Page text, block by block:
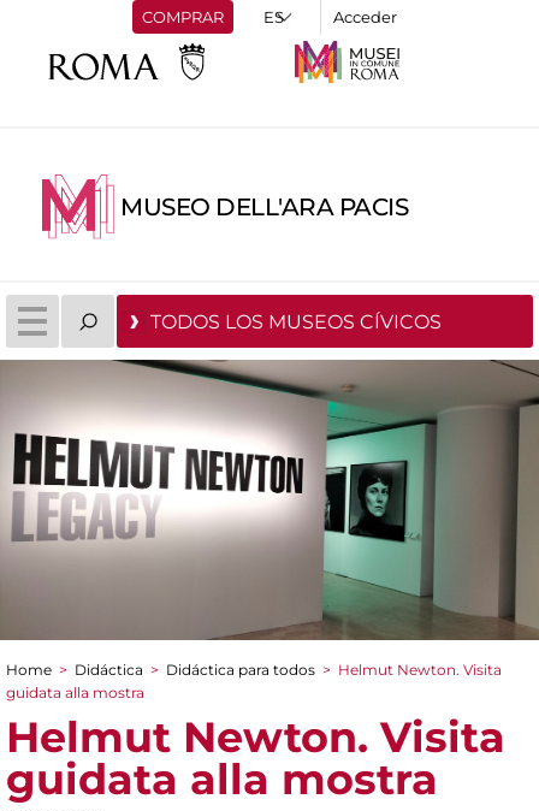
COMPRAR Acceder
MUSEO DELL'ARA PACIS
TODOS LOS MUSEOS CÍVICOS
You are here
Home > Didáctica > Didáctica para todos > Helmut Newton. Visita
guidata alla mostra
Helmut Newton. Visita
guidata alla mostra